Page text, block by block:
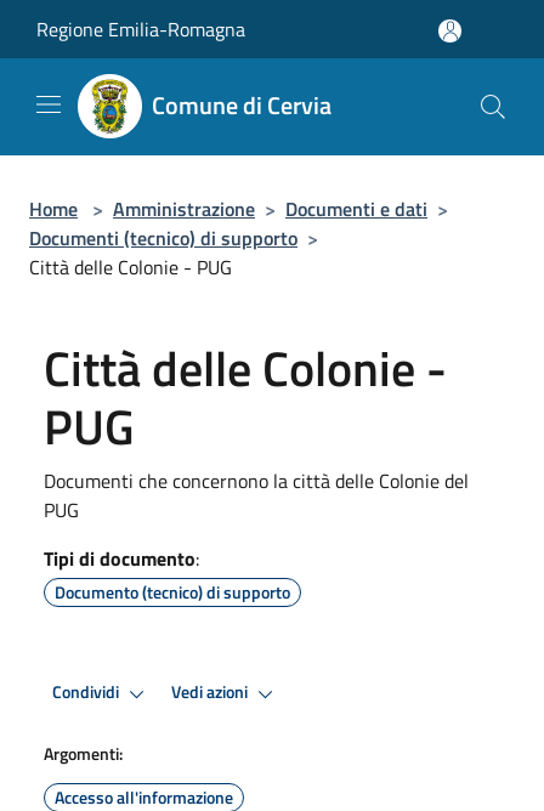
Regione Emilia-Romagna
Comune di Cervia
Home > Amministrazione > Documenti e dati >
Documenti (tecnico) di supporto >
Città delle Colonie - PUG
Città delle Colonie -
PUG
Documenti che concernono la città delle Colonie del
PUG
Tipi di documento:
Documento (tecnico) di supporto
Condividi Vedi azioni
Argomenti:
Accesso all'informazione